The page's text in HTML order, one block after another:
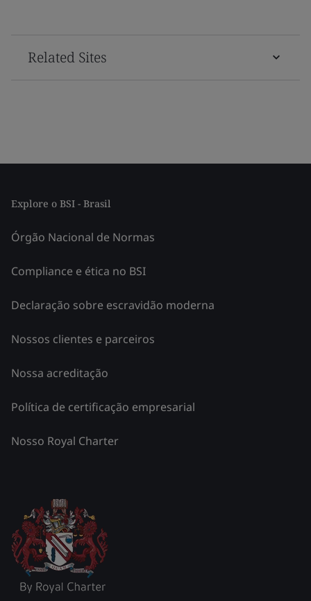
Related Sites
Explore o BSI - Brasil
Órgão Nacional de Normas
Compliance e ética no BSI
Declaração sobre escravidão moderna
Nossos clientes e parceiros
Nossa acreditação
Política de certificação empresarial
Nosso Royal Charter